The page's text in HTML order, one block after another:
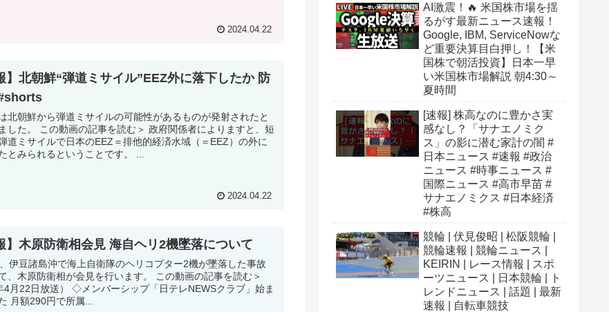
2024.04.22
】北朝鮮“弾道ミサイル”EEZ外に落下したか 防
北朝鮮から弾道ミサイルの可能性があるものが発射されたと
した。 この動画の記事を読む＞ 政府関係者によりますと、短
道ミサイルで日本のEEZ＝排他的経済水域（＝EEZ）の外に
とみられるということです。 ...
2024.04.22
】木原防衛相会見 海自ヘリ2機墜落について
伊豆諸島沖で海上自衛隊のヘリコプター2機が墜落した事故
、木原防衛相が会見を行います。 この動画の記事を読む＞
4月22日放送） ◇メンバーシップ「日テレNEWSクラブ」始ま
月額290円で所属...
AI激震！🔥 米国株市場を揺
るがす最新ニュース速報！
Google, IBM, ServiceNowな
ど重要決算目白押し！【米
国株で朝活投資】日本一早
い米国株市場解説 朝4:30～
夏時間
[速報] 株高なのに豊かさ実
感なし？「サナエノミク
ス」の影に潜む家計の闇 #
日本ニュース #速報 #政治
ニュース #時事ニュース #
国際ニュース #高市早苗 #
サナエノミクス #日本経済
#株高
競輪 | 伏見俊昭 | 松阪競輪 |
競輪速報 | 競輪ニュース |
KEIRIN | レース情報 | スポ
ーツニュース | 日本競輪 | ト
レンドニュース | 話題 | 最新
速報 | 自転車競技